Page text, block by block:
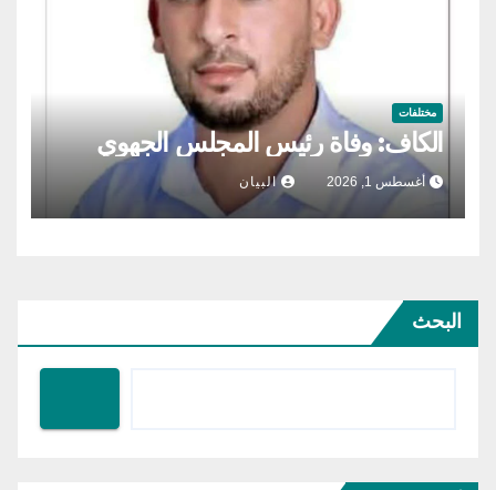
مختلفات
الكاف: وفاة رئيس المجلس الجهوي
أغسطس 1, 2026 البيان
البحث